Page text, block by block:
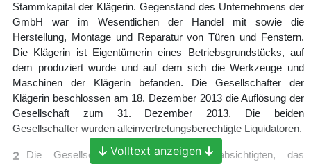
Stammkapital der Klägerin. Gegenstand des Unternehmens der
GmbH war im Wesentlichen der Handel mit sowie die
Herstellung, Montage und Reparatur von Türen und Fenstern.
Die Klägerin ist Eigentümerin eines Betriebsgrundstücks, auf
dem produziert wurde und auf dem sich die Werkzeuge und
Maschinen der Klägerin befanden. Die Gesellschafter der
Klägerin beschlossen am 18. Dezember 2013 die Auflösung der
Gesellschaft zum 31. Dezember 2013. Die beiden
Gesellschafter wurden alleinvertretungsberechtigte Liquidatoren.
2
Die Gesellschafter der Klägerin beabsichtigten, das
Volltext anzeigen